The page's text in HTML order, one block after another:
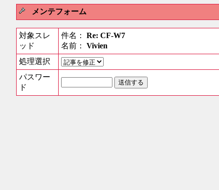
メンテフォーム
対象スレ
ッド
件名： Re: CF-W7
名前： Vivien
処理選択
パスワー
ド